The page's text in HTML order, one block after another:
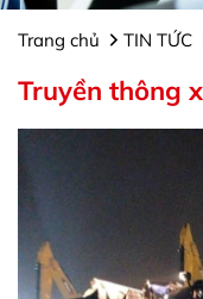
Trang chủ TIN TỨC
Truyền thông